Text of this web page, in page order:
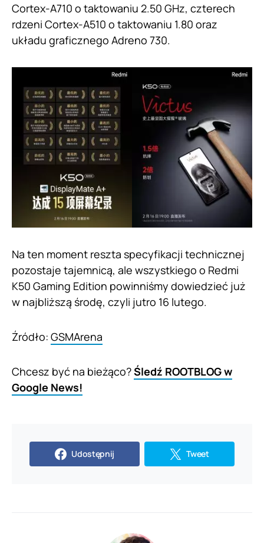
Cortex-A710 o taktowaniu 2.50 GHz, czterech
rdzeni Cortex-A510 o taktowaniu 1.80 oraz
układu graficznego Adreno 730.
Na ten moment reszta specyfikacji technicznej
pozostaje tajemnicą, ale wszystkiego o Redmi
K50 Gaming Edition powinniśmy dowiedzieć już
w najbliższą środę, czyli jutro 16 lutego.
Źródło: GSMArena
Chcesz być na bieżąco?Śledź ROOTBLOG w
Google News!
Udostępnij Tweet